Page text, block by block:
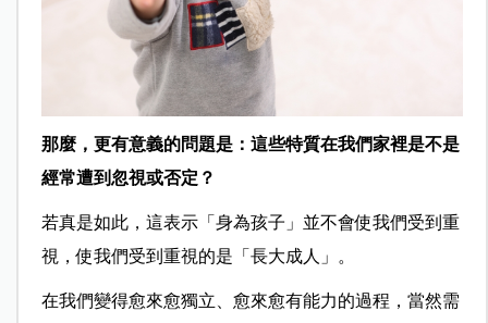
那麼，更有意義的問題是：這些特質在我們家裡是不是
經常遭到忽視或否定？
若真是如此，這表示「身為孩子」並不會使我們受到重
視，使我們受到重視的是「長大成人」。
在我們變得愈來愈獨立、愈來愈有能力的過程，當然需